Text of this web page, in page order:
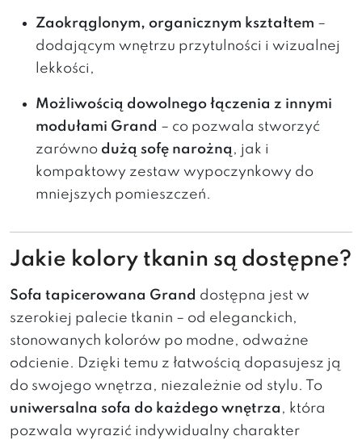
Zaokrąglonym, organicznym kształtem –
dodającym wnętrzu przytulności i wizualnej
lekkości,
Możliwością dowolnego łączenia z innymi
modułami Grand – co pozwala stworzyć
zarówno dużą sofę narożną , jak i
kompaktowy zestaw wypoczynkowy do
mniejszych pomieszczeń.
Jakie kolory tkanin są dostępne?
Sofa tapicerowana Grand dostępna jest w
szerokiej palecie tkanin – od eleganckich,
stonowanych kolorów po modne, odważne
odcienie. Dzięki temu z łatwością dopasujesz ją
do swojego wnętrza, niezależnie od stylu.
To
uniwersalna sofa do każdego wnętrza , która
pozwala wyrazić indywidualny charakter